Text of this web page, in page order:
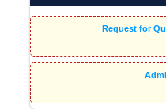
Request for